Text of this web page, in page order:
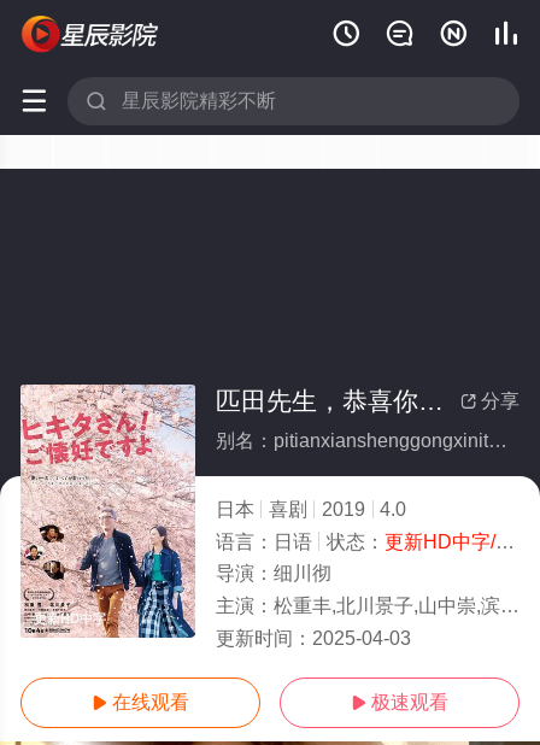
   
 
更新HD中字
 分享
匹田先生，恭喜你太太怀孕了
别名：pitianxianshenggongxinitaitaihuaiyunliao
日本 喜剧 2019
4.0
语言： 日语 状态： 更新HD中字/高清
导演： 细川彻
主演： 松重丰,北川景子,山中崇,滨田岳,伊东四朗
更新时间： 2025-04-03
 在线观看  极速观看